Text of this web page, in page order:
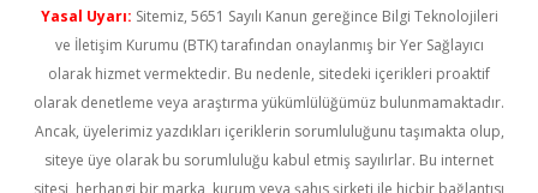
Yasal Uyarı: Sitemiz, 5651 Sayılı Kanun gereğince Bilgi Teknolojileri
ve İletişim Kurumu (BTK) tarafından onaylanmış bir Yer Sağlayıcı
olarak hizmet vermektedir. Bu nedenle, sitedeki içerikleri proaktif
olarak denetleme veya araştırma yükümlülüğümüz bulunmamaktadır.
Ancak, üyelerimiz yazdıkları içeriklerin sorumluluğunu taşımakta olup,
siteye üye olarak bu sorumluluğu kabul etmiş sayılırlar. Bu internet
sitesi, herhangi bir marka, kurum veya şahıs şirketi ile hiçbir bağlantısı